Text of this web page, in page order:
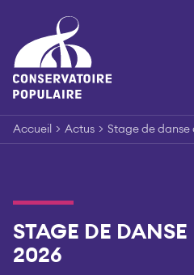
content
Accueil > Actus > Stage de danse
STAGE DE DANSE
2026